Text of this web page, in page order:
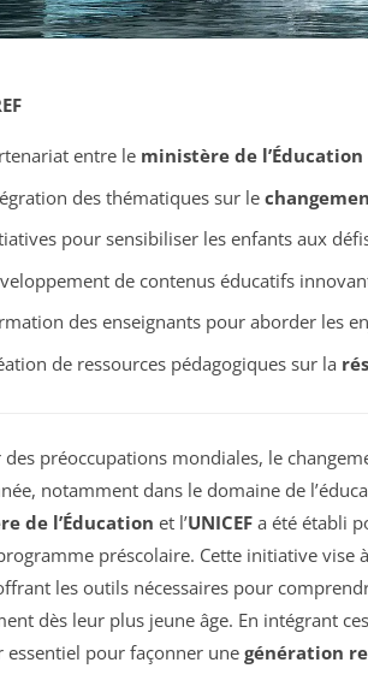
entre leministère de l’Éducation
des thématiques sur le
pour sensibiliser les enfants aux
de contenus éducatifs
des enseignants pour aborder les
de ressources pédagogiques sur la
préoccupations mondiales, le
notamment dans le domaine de
de l’Éducation et l’UNICEF a été établi
préscolaire. Cette initiative vise
les outils nécessaires pour
dès leur plus jeune âge. En intégrant ces
essentiel pour façonner une génération